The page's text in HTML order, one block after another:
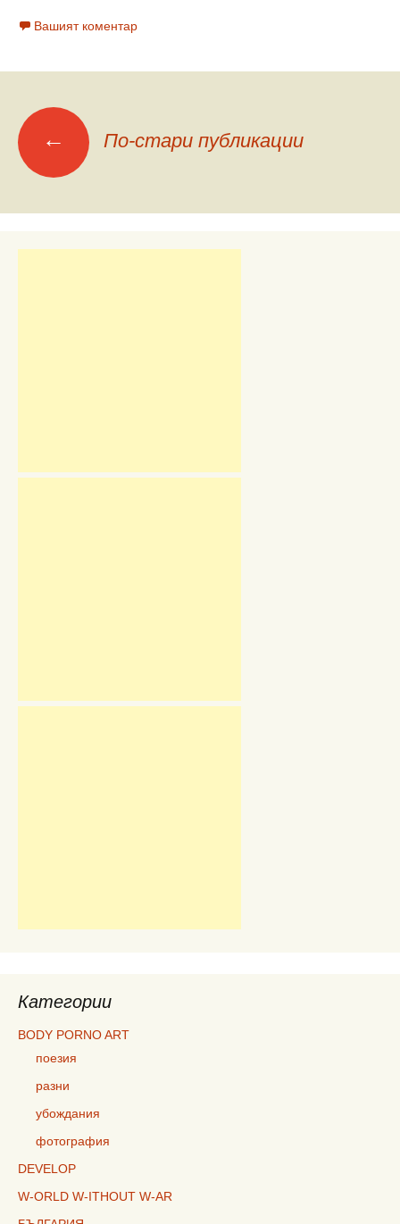
Вашият коментар
Меню
на
публикациите
← По-стари публикации
Категории
BODY PORNO ART
поезия
разни
убождания
фотография
DEVELOP
W-ORLD W-ITHOUT W-AR